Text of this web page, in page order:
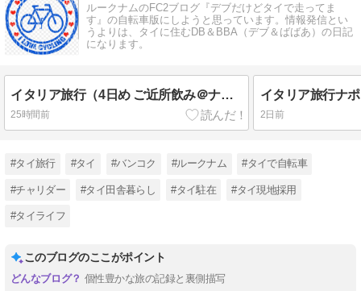
ルークナムのFC2ブログ『デブだけどタイで走ってま
す』の自転車版にしようと思っています。情報発信とい
うよりは、タイに住むDB＆BBA（デブ＆ばばあ）の日記
になります。
イタリア旅行（4日め ご近所飲み＠ナポリ2026年7月29日）
25時間前 2日前
#タイ旅行 #タイ #バンコク #ルークナム #タイで自転車
#チャリダー #タイ田舎暮らし #タイ駐在 #タイ現地採用
#タイライフ
このブログのここがポイント
個性豊かな旅の記録と裏側描写